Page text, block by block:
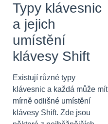
Typy klávesnic
a jejich
umístění
klávesy Shift
Existují různé typy
klávesnic a každá může mít
mírně odlišné umístění
klávesy Shift. Zde jsou